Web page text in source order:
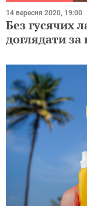
14 вересня 2020, 19:00
Без гусячих
доглядати